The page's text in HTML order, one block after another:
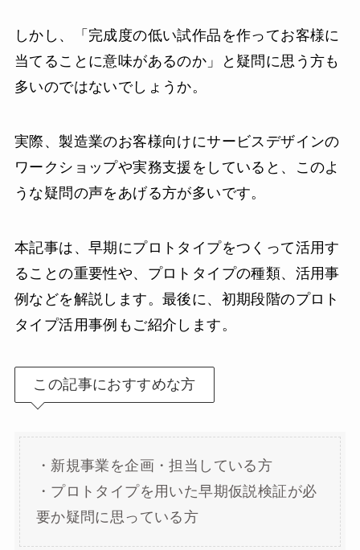
しかし、「完成度の低い試作品を作ってお客様に
当てることに意味があるのか」と疑問に思う方も
多いのではないでしょうか。
実際、製造業のお客様向けにサービスデザインの
ワークショップや実務支援をしていると、このよ
うな疑問の声をあげる方が多いです。
本記事は、早期にプロトタイプをつくって活用す
ることの重要性や、プロトタイプの種類、活用事
例などを解説します。最後に、初期段階のプロト
タイプ活用事例もご紹介します。
この記事におすすめな方
・新規事業を企画・担当している方
・プロトタイプを用いた早期仮説検証が必
要か疑問に思っている方